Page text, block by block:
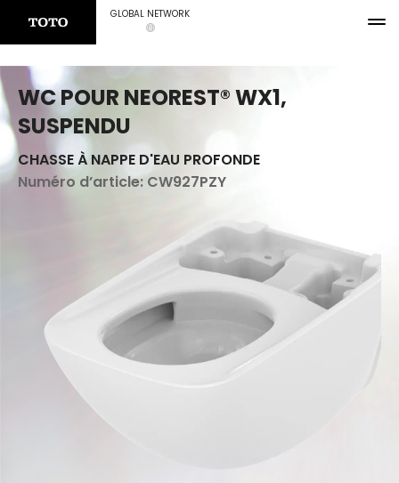
GLOBAL NETWORK
WC POUR NEOREST® WX1,
SUSPENDU
CHASSE À NAPPE D'EAU PROFONDE
Numéro d’article: CW927PZY